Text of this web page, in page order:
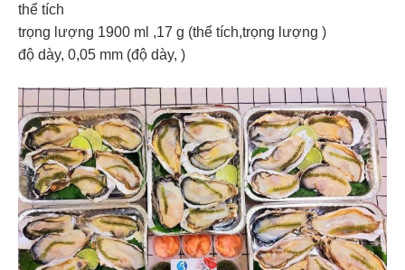
thể tích
trọng lượng 1900 ml ,17 g (thể tích,trọng lượng )
độ dày, 0,05 mm (độ dày, )